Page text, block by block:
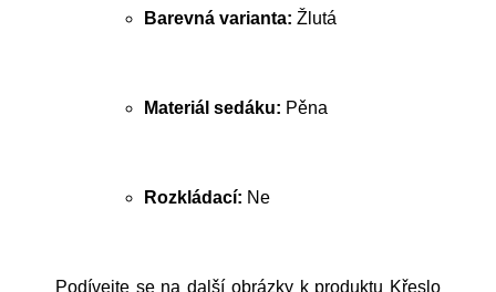
Barevná varianta: Žlutá
Materiál sedáku: Pěna
Rozkládací: Ne
Podívejte se na další obrázky k produktu Křeslo